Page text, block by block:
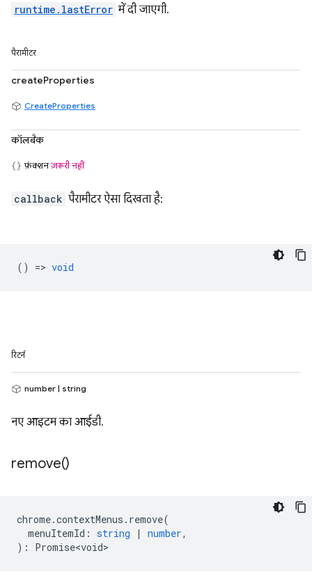
runtime.lastError में दी जाएगी.
पैरामीटर
createProperties
CreateProperties
कॉलबैक
फ़ंक्शनज़रूरी नहीं
callback पैरामीटर ऐसा दिखता है:
() => void
रिटर्न
number | string
नए आइटम का आईडी.
remove()
chrome.contextMenus . remove(
menuItemId : string | number,
) : Promise<void>